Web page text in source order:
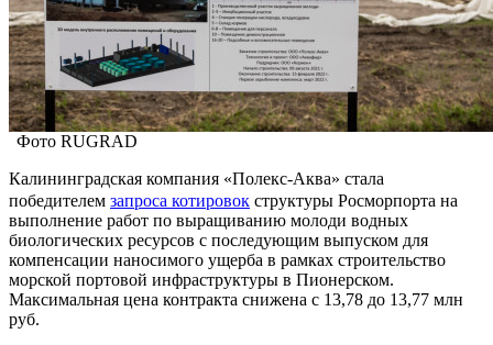
Фото RUGRAD
Калининградская компания «Полекс-Аква» стала
победителем запроса котировок структуры Росморпорта на
выполнение работ по выращиванию молоди водных
биологических ресурсов с последующим выпуском для
компенсации наносимого ущерба в рамках строительство
морской портовой инфраструктуры в Пионерском.
Максимальная цена контракта снижена с 13,78 до 13,77 млн
руб.